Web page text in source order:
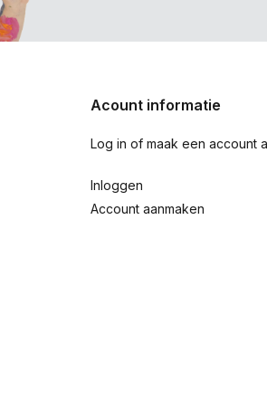
Acount informatie
Log in of maak een account
Inloggen
Account aanmaken